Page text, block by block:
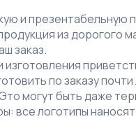
и презентабельную
из дорогого
заказ.
по заказу
могут быть даже
все логотипы